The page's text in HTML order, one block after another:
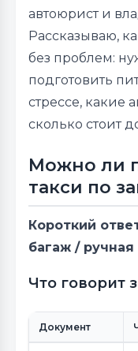
автоюрист и
Рассказываю,
без проблем:
подготовить
стрессе, какие
сколько стоит
Можно ли
такси по
Короткий
багаж / ручная
Что говорит
Документ